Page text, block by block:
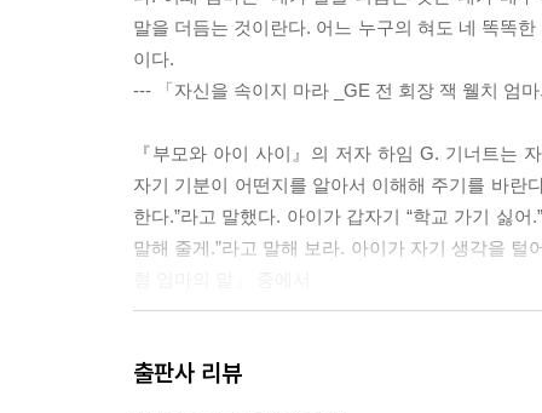
말을 더듬는 것이란다. 어느 누구의 혀도 네 똑똑
이다.
--- 「자신을 속이지 마라 _GE 전 회장 잭 웰치 엄
『부모와 아이 사이』의 저자 하임 G. 기너트는
자기 기분이 어떤지를 알아서 이해해 주기를 바란
한다.”라고 말했다. 아이가 갑자기 “학교 가기 싫
말해 줄게.”라고 말해 보라. 아이가 자기 생각을
키워줄 수 있는 것이다. 당신이 그런 것을 두려워
출판사 리뷰